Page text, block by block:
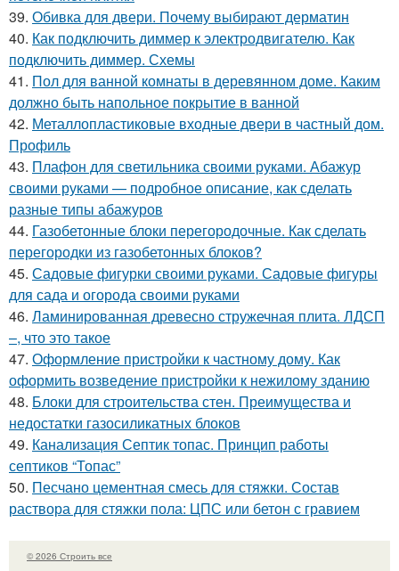
39. Обивка для двери. Почему выбирают дерматин
40. Как подключить диммер к электродвигателю. Как
подключить диммер. Схемы
41. Пол для ванной комнаты в деревянном доме. Каким
должно быть напольное покрытие в ванной
42. Металлопластиковые входные двери в частный дом.
Профиль
43. Плафон для светильника своими руками. Абажур
своими руками — подробное описание, как сделать
разные типы абажуров
44. Газобетонные блоки перегородочные. Как сделать
перегородки из газобетонных блоков?
45. Садовые фигурки своими руками. Садовые фигуры
для сада и огорода своими руками
46. Ламинированная древесно стружечная плита. ЛДСП
–, что это такое
47. Оформление пристройки к частному дому. Как
оформить возведение пристройки к нежилому зданию
48. Блоки для строительства стен. Преимущества и
недостатки газосиликатных блоков
49. Канализация Септик топас. Принцип работы
септиков “Топас”
50. Песчано цементная смесь для стяжки. Состав
раствора для стяжки пола: ЦПС или бетон с гравием
© 2026 Строить все